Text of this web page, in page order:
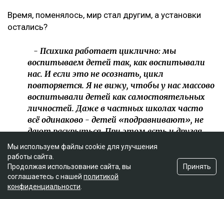
Время, поменялось, мир стал другим, а установки
остались?
- Психика работает циклично: мы
воспитываем детей так, как воспитывали
нас. И если это не осознать, цикл
повторяется. Я не вижу, чтобы у нас массово
воспитывали детей как самостоятельных
личностей. Даже в частных школах часто
всё одинаково - детей «подравнивают», не
дают раскрыться. При этом есть и другая
крайность - когда ребёнку позволяют всё. Но
это тоже не развитие личности.
Но кто должен этому учить?
Мы используем файлы cookie для улучшения
работы сайта.
Продолжая использование сайта, вы
соглашаетесь с нашей политикой
конфиденциальности
Принять